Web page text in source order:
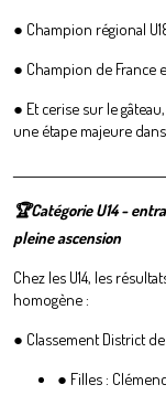
● Champion régional
● Champion de France
● Et cerise sur le
une étape majeure
🏆Catégorie U14 -
pleine ascension
Chez les U14, les
homogène :
● Classement District
● Filles :